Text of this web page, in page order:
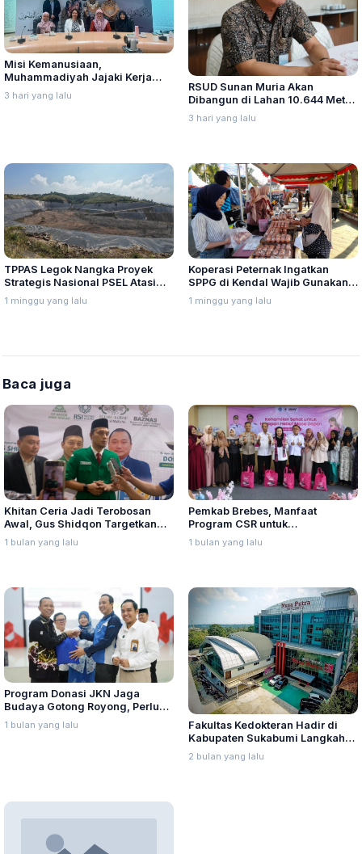
Misi Kemanusiaan,
Muhammadiyah Jajaki Kerja
Sama Pelayanan Kanker Bagi
Warga Palestina di Yordania
3 hari yang lalu
RSUD Sunan Muria Akan
Dibangun di Lahan 10.644 Meter
Persegi, Perizinan Mulai Diurus
3 hari yang lalu
TPPAS Legok Nangka Proyek
Strategis Nasional PSEL Atasi
Sampah di Bandung Raya
1 minggu yang lalu
Koperasi Peternak Ingatkan
SPPG di Kendal Wajib Gunakan
Telur Lokal, Sesuai Kesepakatan
Jawa Tengah
1 minggu yang lalu
Baca juga
Khitan Ceria Jadi Terobosan
Awal, Gus Shidqon Targetkan
Ansor Buka Klinik di Seluruh
Jawa Tengah
1 bulan yang lalu
Pemkab Brebes, Manfaat
Program CSR untuk
Pendampingan dan Layani
Kesehatan Ibu Hamil
1 bulan yang lalu
Program Donasi JKN Jaga
Budaya Gotong Royong, Perluas
Pelayanan Kesehatan
Masyarakat
1 bulan yang lalu
Fakultas Kedokteran Hadir di
Kabupaten Sukabumi Langkah
Strategis Cetak Dokter Putra
Daerah
2 bulan yang lalu